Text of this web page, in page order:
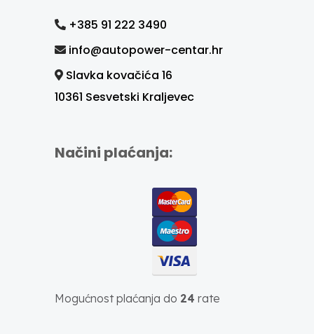
+385 91 222 3490
info@autopower-centar.hr
Slavka kovačića 16
10361 Sesvetski Kraljevec
Načini plaćanja:
Mogućnost plaćanja do 24 rate